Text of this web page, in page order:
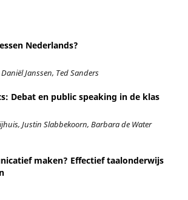
Nederlands?
Janssen, Ted Sanders
Debat en public speaking in de klas
Justin Slabbekoorn, Barbara de Water
maken? Effectief taalonderwijs